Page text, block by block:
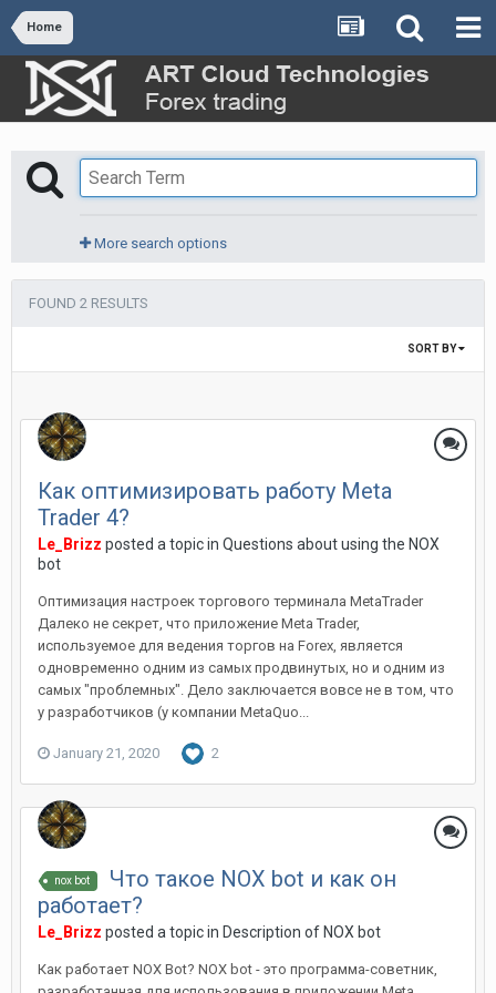
Home
More search options
FOUND 2 RESULTS
SORT BY
Как оптимизировать работу Meta
Trader 4?
Le_Brizz posted a topic in Questions about using the NOX
bot
Оптимизация настроек торгового терминала MetaTrader
Далеко не секрет, что приложение Meta Trader,
используемое для ведения торгов на Forex, является
одновременно одним из самых продвинутых, но и одним из
самых "проблемных". Дело заключается вовсе не в том, что
у разработчиков (у компании MetaQuo...
January 21, 2020 2
nox bot
Что такое NOX bot и как он
работает?
Le_Brizz posted a topic in Description of NOX bot
Как работает NOX Bot? NOX bot - это программа-советник,